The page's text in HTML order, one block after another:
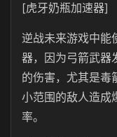
[虎牙奶瓶加速器]
逆战未来游戏中能
器，因为弓箭武器
的伤害，尤其是毒
小范围的敌人造成
率。